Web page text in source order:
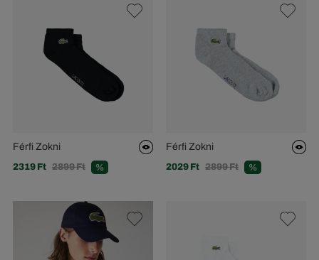
Férfi Zokni
2319 Ft 2899 Ft %
Férfi Zokni
2029 Ft 2899 Ft %